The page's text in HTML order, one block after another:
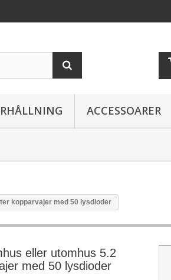
ACCESSOARER
kopparvajer med 50 lysdioder
eller utomhus 5.2
med 50 lysdioder